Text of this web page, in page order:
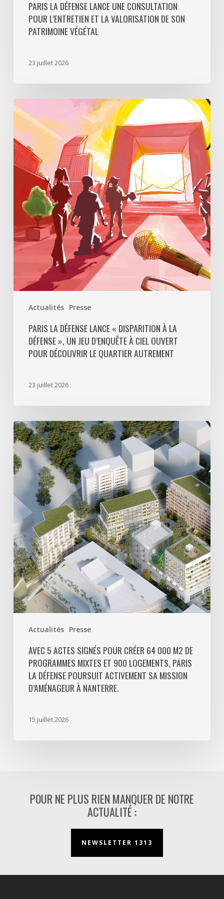
PARIS LA DÉFENSE LANCE UNE CONSULTATION
POUR L’ENTRETIEN ET LA VALORISATION DE SON
PATRIMOINE VÉGÉTAL
23 juillet 2026
Actualités Presse
Paris
La
Défense
lance
«
Disparition
Défense
un
jeu
d’enquête
à
ciel
découvrir
quartier
PARIS LA DÉFENSE LANCE « DISPARITION À LA
DÉFENSE », UN JEU D’ENQUÊTE À CIEL OUVERT
POUR DÉCOUVRIR LE QUARTIER AUTREMENT
23 juillet 2026
Actualités Presse
Avec
5
actes
signés
pour
créer
000
m2
de
programmes
mixtes
et
900
logements,
Défense
poursuit
activement
AVEC 5 ACTES SIGNÉS POUR CRÉER 64 000 M2 DE
PROGRAMMES MIXTES ET 900 LOGEMENTS, PARIS
LA DÉFENSE POURSUIT ACTIVEMENT SA MISSION
D’AMÉNAGEUR À NANTERRE.
15 juillet 2026
POUR NE PLUS RIEN MANQUER DE NOTRE
ACTUALITÉ :
NEWSLETTER 1313